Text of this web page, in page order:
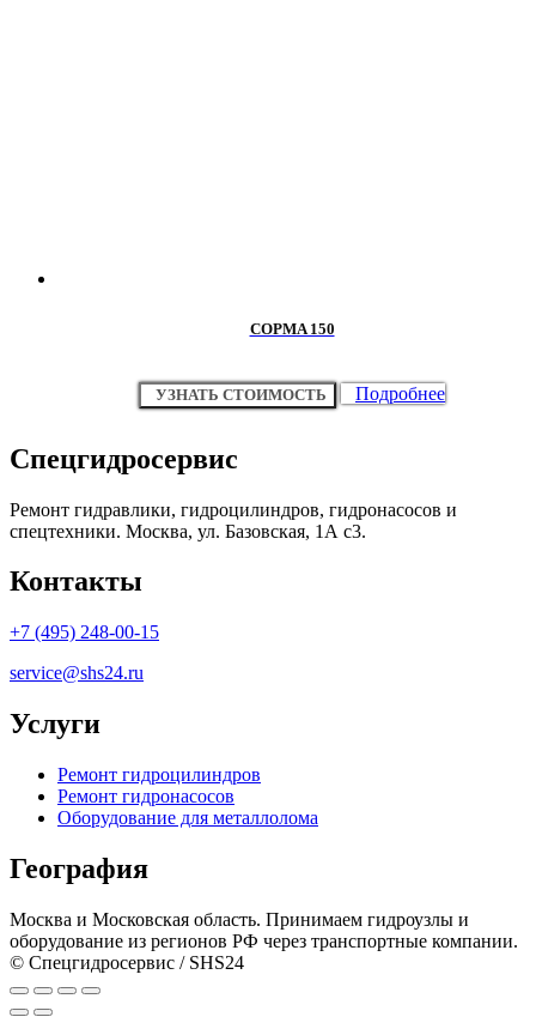
COPMA 150
УЗНАТЬ СТОИМОСТЬ Подробнее
Спецгидросервис
Ремонт гидравлики, гидроцилиндров, гидронасосов и
спецтехники. Москва, ул. Базовская, 1А с3.
Контакты
+7 (495) 248-00-15
service@shs24.ru
Услуги
Ремонт гидроцилиндров
Ремонт гидронасосов
Оборудование для металлолома
География
Москва и Московская область. Принимаем гидроузлы и
оборудование из регионов РФ через транспортные компании.
© Спецгидросервис / SHS24